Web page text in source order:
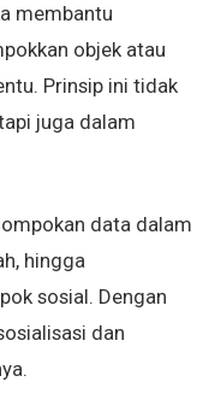
membantu
objek atau
Prinsip ini tidak
juga dalam
data dalam
hingga
sosial. Dengan
dan